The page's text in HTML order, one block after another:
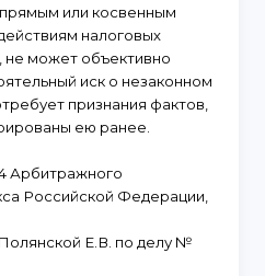
или косвенным
налоговых
не может объективно
иск о незаконном
признания фактов,
ею ранее.
Арбитражного
Российской Федерации,
Е.В. по делу №